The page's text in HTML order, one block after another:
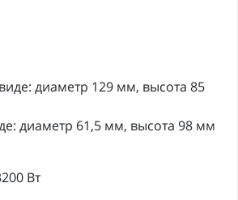
диаметр 129 мм, высота 85
диаметр 61,5 мм, высота 98 мм
Вт